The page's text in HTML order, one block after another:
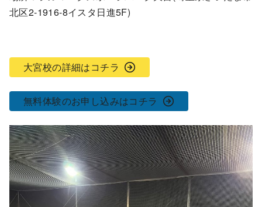
北区2-1916-8イスタ日進5F)
大宮校の詳細はコチラ
無料体験のお申し込みはコチラ